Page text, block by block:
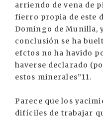
arriendo de vena de
fierro propia de este
Domingo de Munilla,
conclusión se ha
efctos no ha havido
haverse declarado
estos minerales”11.
Parece que los
difíciles de trabajar